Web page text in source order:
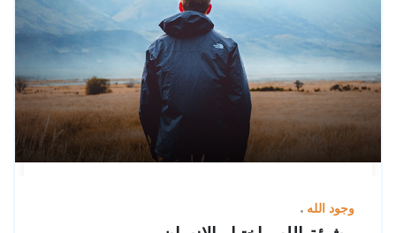
وجود الله